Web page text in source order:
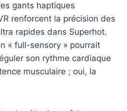
gants haptiques
renforcent la précision des
rapides dans Superhot.
« full-sensory » pourrait
son rythme cardiaque
musculaire ; oui, la